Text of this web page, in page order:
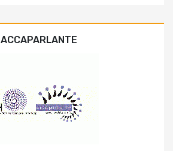
ACCAPARLANTE